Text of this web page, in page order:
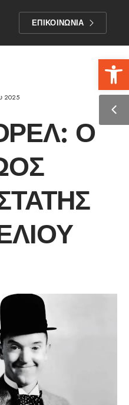
ΕΠΙΚΟΙΝΩΝΙΑ
2025
Ο